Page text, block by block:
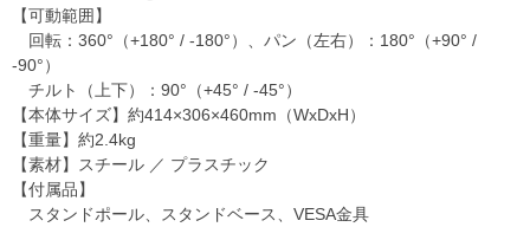
【可動範囲】
回転：360°（+180° / -180°）、パン（左右）：180°（+90° /
-90°）
チルト（上下）：90°（+45° / -45°）
【本体サイズ】約414×306×460mm（WxDxH）
【重量】約2.4kg
【素材】スチール ／ プラスチック
【付属品】
スタンドポール、スタンドベース、VESA金具